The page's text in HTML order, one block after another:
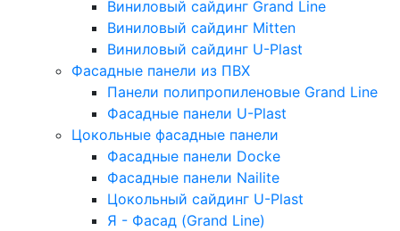
Виниловый сайдинг Grand Line
Виниловый сайдинг Mitten
Виниловый сайдинг U-Plast
Фасадные панели из ПВХ
Панели полипропиленовые Grand Line
Фасадные панели U-Plast
Цокольные фасадные панели
Фасадные панели Docke
Фасадные панели Nailite
Цокольный сайдинг U-Plast
Я - Фасад (Grand Line)